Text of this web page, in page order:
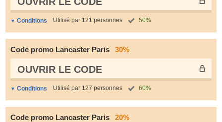
Conditions Utilisé par 121 personnes 50%
Code promo Lancaster Paris 30%
OUVRIR LE СODE
Conditions Utilisé par 127 personnes 60%
Code promo Lancaster Paris 20%